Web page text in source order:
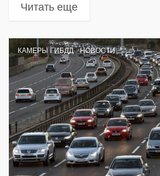
Читать еще
КАМЕРЫ ГИБДД НОВОСТИ